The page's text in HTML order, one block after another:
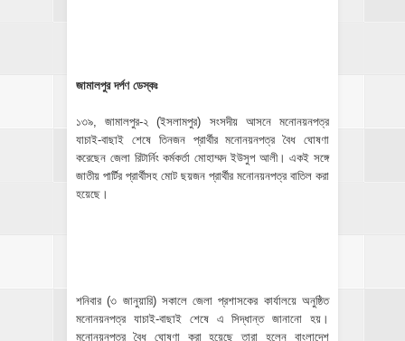
জামালপুর দর্পণ ডেস্কঃ
১৩৯, জামালপুর-২ (ইসলামপুর) সংসদীয় আসনে মনোনয়নপত্র
যাচাই-বাছাই শেষে তিনজন প্রার্থীর মনোনয়নপত্র বৈধ ঘোষণা
করেছেন জেলা রিটার্নিং কর্মকর্তা মোহাম্মদ ইউসুপ আলী। একই সঙ্গে
জাতীয় পার্টির প্রার্থীসহ মোট ছয়জন প্রার্থীর মনোনয়নপত্র বাতিল করা
হয়েছে।
শনিবার (৩ জানুয়ারি) সকালে জেলা প্রশাসকের কার্যালয়ে অনুষ্ঠিত
মনোনয়নপত্র যাচাই-বাছাই শেষে এ সিদ্ধান্ত জানানো হয়।
মনোনয়নপত্র বৈধ ঘোষণা করা হয়েছে তারা হলেন বাংলাদেশ